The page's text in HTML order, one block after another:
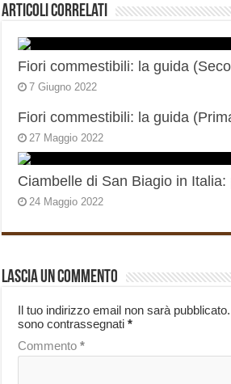
Articoli correlati
Fiori commestibili: la guida
7 Giugno 2022
Fiori commestibili: la guida
27 Maggio 2022
Ciambelle di San Biagio in
24 Maggio 2022
Lascia un commento
Il tuo indirizzo email non sarà pubblicato.
sono contrassegnati*
Commento*